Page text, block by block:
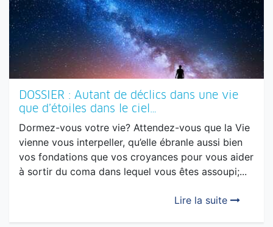
Lire la suite
DOSSIER : Autant de déclics dans une vie
Dormez-vous votre vie? Attendez-vous que la Vie